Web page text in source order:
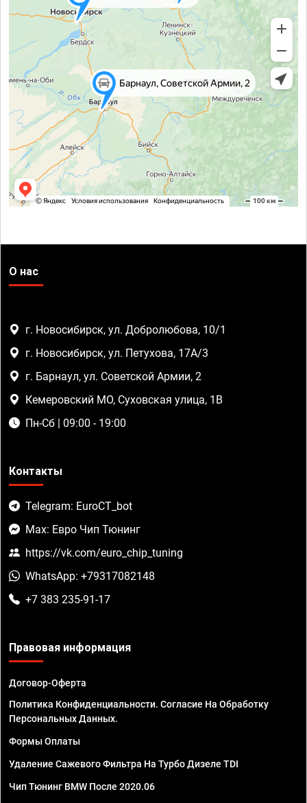
О нас
г. Новосибирск, ул. Добролюбова, 10/1
г. Новосибирск, ул. Петухова, 17А/3
г. Барнаул, ул. Советской Армии, 2
Кемеровский МО, Суховская улица, 1В
Пн-Сб | 09:00 - 19:00
Контакты
Telegram: EuroCT_bot
Max: Евро Чип Тюнинг
https://vk.com/euro_chip_tuning
WhatsApp: +79317082148
+7 383 235-91-17
Правовая информация
Договор-Оферта
Политика Конфиденциальности. Согласие На Обработку
Персональных Данных.
Формы Оплаты
Удаление Сажевого Фильтра На Турбо Дизеле TDI
Чип Тюнинг BMW После 2020.06